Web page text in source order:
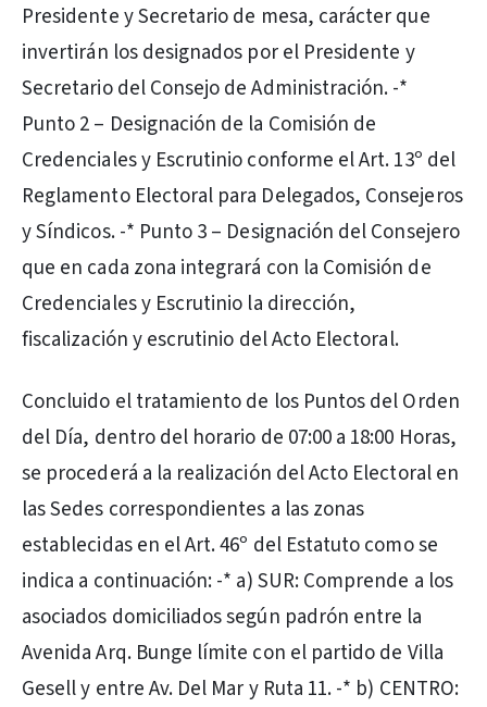
Presidente y Secretario de mesa, carácter que
invertirán los designados por el Presidente y
Secretario del Consejo de Administración. -*
Punto 2 – Designación de la Comisión de
Credenciales y Escrutinio conforme el Art. 13º del
Reglamento Electoral para Delegados, Consejeros
y Síndicos. -* Punto 3 – Designación del Consejero
que en cada zona integrará con la Comisión de
Credenciales y Escrutinio la dirección,
fiscalización y escrutinio del Acto Electoral.
Concluido el tratamiento de los Puntos del Orden
del Día, dentro del horario de 07:00 a 18:00 Horas,
se procederá a la realización del Acto Electoral en
las Sedes correspondientes a las zonas
establecidas en el Art. 46º del Estatuto como se
indica a continuación: -* a) SUR: Comprende a los
asociados domiciliados según padrón entre la
Avenida Arq. Bunge límite con el partido de Villa
Gesell y entre Av. Del Mar y Ruta 11. -* b) CENTRO: